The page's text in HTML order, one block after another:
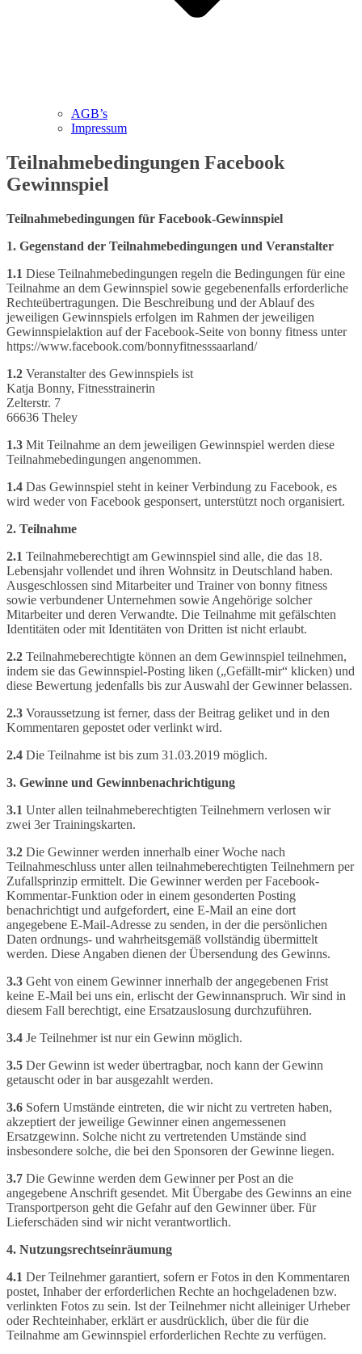
AGB’s
Impressum
Teilnahmebedingungen Facebook
Gewinnspiel
Teilnahmebedingungen für Facebook-Gewinnspiel
1. Gegenstand der Teilnahmebedingungen und Veranstalter
1.1 Diese Teilnahmebedingungen regeln die Bedingungen für eine
Teilnahme an dem Gewinnspiel sowie gegebenenfalls erforderliche
Rechteübertragungen. Die Beschreibung und der Ablauf des
jeweiligen Gewinnspiels erfolgen im Rahmen der jeweiligen
Gewinnspielaktion auf der Facebook-Seite von bonny fitness unter
https://www.facebook.com/bonnyfitnesssaarland/
1.2 Veranstalter des Gewinnspiels ist
Katja Bonny, Fitnesstrainerin
Zelterstr. 7
66636 Theley
1.3 Mit Teilnahme an dem jeweiligen Gewinnspiel werden diese
Teilnahmebedingungen angenommen.
1.4 Das Gewinnspiel steht in keiner Verbindung zu Facebook, es
wird weder von Facebook gesponsert, unterstützt noch organisiert.
2. Teilnahme
2.1 Teilnahmeberechtigt am Gewinnspiel sind alle, die das 18.
Lebensjahr vollendet und ihren Wohnsitz in Deutschland haben.
Ausgeschlossen sind Mitarbeiter und Trainer von bonny fitness
sowie verbundener Unternehmen sowie Angehörige solcher
Mitarbeiter und deren Verwandte. Die Teilnahme mit gefälschten
Identitäten oder mit Identitäten von Dritten ist nicht erlaubt.
2.2 Teilnahmeberechtigte können an dem Gewinnspiel teilnehmen,
indem sie das Gewinnspiel-Posting liken („Gefällt-mir“ klicken) und
diese Bewertung jedenfalls bis zur Auswahl der Gewinner belassen.
2.3 Voraussetzung ist ferner, dass der Beitrag geliket und in den
Kommentaren gepostet oder verlinkt wird.
2.4 Die Teilnahme ist bis zum 31.03.2019 möglich.
3. Gewinne und Gewinnbenachrichtigung
3.1 Unter allen teilnahmeberechtigten Teilnehmern verlosen wir
zwei 3er Trainingskarten.
3.2 Die Gewinner werden innerhalb einer Woche nach
Teilnahmeschluss unter allen teilnahmeberechtigten Teilnehmern per
Zufallsprinzip ermittelt. Die Gewinner werden per Facebook-
Kommentar-Funktion oder in einem gesonderten Posting
benachrichtigt und aufgefordert, eine E-Mail an eine dort
angegebene E-Mail-Adresse zu senden, in der die persönlichen
Daten ordnungs- und wahrheitsgemäß vollständig übermittelt
werden. Diese Angaben dienen der Übersendung des Gewinns.
3.3 Geht von einem Gewinner innerhalb der angegebenen Frist
keine E-Mail bei uns ein, erlischt der Gewinnanspruch. Wir sind in
diesem Fall berechtigt, eine Ersatzauslosung durchzuführen.
3.4 Je Teilnehmer ist nur ein Gewinn möglich.
3.5 Der Gewinn ist weder übertragbar, noch kann der Gewinn
getauscht oder in bar ausgezahlt werden.
3.6 Sofern Umstände eintreten, die wir nicht zu vertreten haben,
akzeptiert der jeweilige Gewinner einen angemessenen
Ersatzgewinn. Solche nicht zu vertretenden Umstände sind
insbesondere solche, die bei den Sponsoren der Gewinne liegen.
3.7 Die Gewinne werden dem Gewinner per Post an die
angegebene Anschrift gesendet. Mit Übergabe des Gewinns an eine
Transportperson geht die Gefahr auf den Gewinner über. Für
Lieferschäden sind wir nicht verantwortlich.
4. Nutzungsrechtseinräumung
4.1 Der Teilnehmer garantiert, sofern er Fotos in den Kommentaren
postet, Inhaber der erforderlichen Rechte an hochgeladenen bzw.
verlinkten Fotos zu sein. Ist der Teilnehmer nicht alleiniger Urheber
oder Rechteinhaber, erklärt er ausdrücklich, über die für die
Teilnahme am Gewinnspiel erforderlichen Rechte zu verfügen.